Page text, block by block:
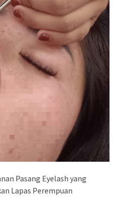
Pasang Eyelash yang
Lapas Perempuan